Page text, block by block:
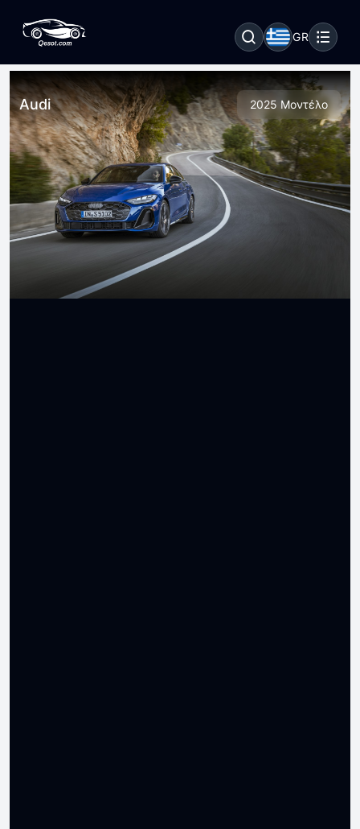
GR
Audi 2025 Μοντέλο